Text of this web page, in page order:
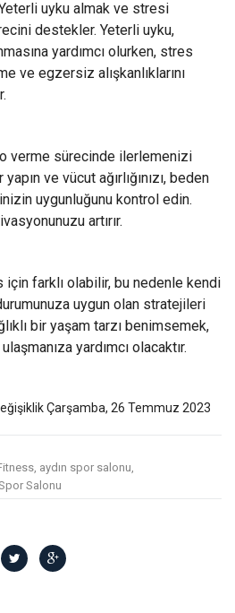
uyku almak ve stresi
destekler. Yeterli uyku,
yardımcı olurken, stres
ve egzersiz alışkanlıklarını
verme sürecinde ilerlemenizi
ve vücut ağırlığınızı, beden
uygunluğunu kontrol edin.
artırır.
farklı olabilir, bu nedenle kendi
uygun olan stratejileri
bir yaşam tarzı benimsemek,
yardımcı olacaktır.
Çarşamba, 26 Temmuz 2023
aydın spor salonu,
Salonu